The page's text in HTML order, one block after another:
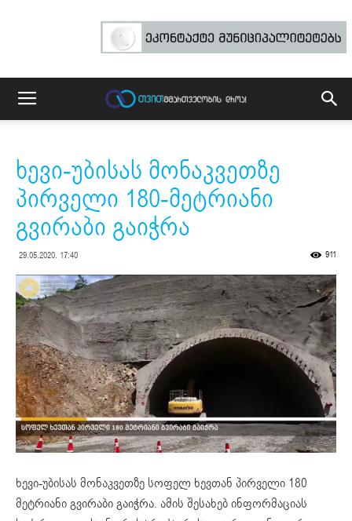
ხევი-უბისას მონაკვეთზე
პირველი 180-მეტრიანი
გვირაბი გაიჭრა
29.05.2020. 17:40 911
ხევი-უბისას მონაკვეთზე სოფელ ხევთან პირველი 180
მეტრიანი გვირაბი გაიჭრა. ამის შესახებ ინფორმაციას